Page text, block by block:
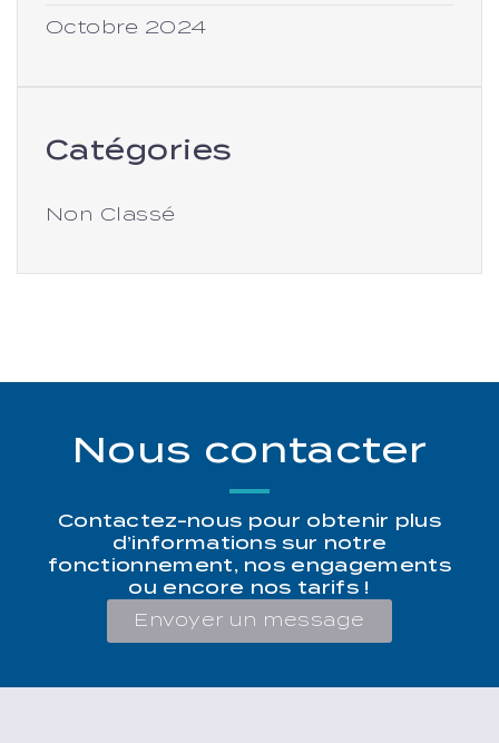
Octobre 2024
Catégories
Non Classé
Nous contacter
Contactez-nous pour obtenir plus
d’informations sur notre
fonctionnement, nos engagements
ou encore nos tarifs !
Envoyer un message